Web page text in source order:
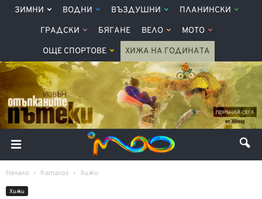
ЗИМНИ ВОДНИ ВЪЗДУШНИ ПЛАНИНСКИ
ГРАДСКИ БЯГАНЕ ВЕЛО МОТО
ОЩЕ СПОРТОВЕ ХИЖА НА ГОДИНАТА
Начало Каталог Хижи
Хижи